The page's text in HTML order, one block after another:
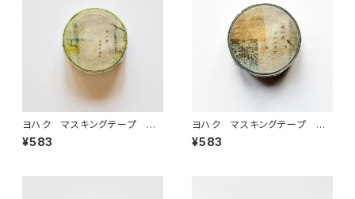
ヨハク マスキングテープ ネ
ガイゴト Y-069
¥583
ヨハク マスキングテープ フ
ユノアサ CHECK&STRIPE
YC-006
¥583